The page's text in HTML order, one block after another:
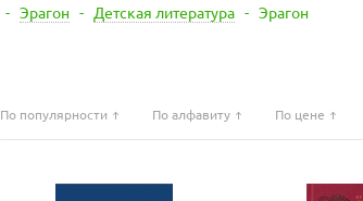
- Эрагон - Детская литература - Эрагон
По популярности По алфавиту По цене